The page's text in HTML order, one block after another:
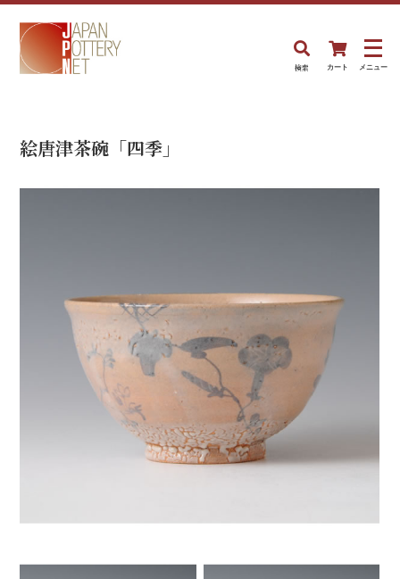
検索 カート メニュー
絵唐津茶碗「四季」